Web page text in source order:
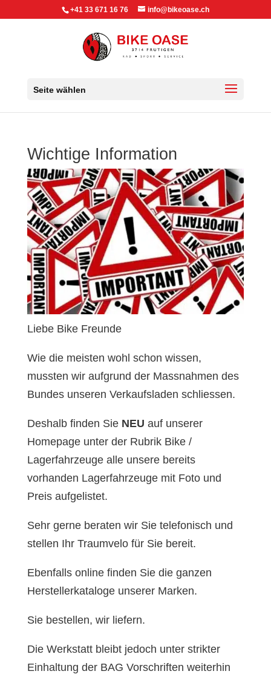
+41 33 671 16 76 info@bikeoase.ch
Seite wählen
Wichtige Information
Liebe Bike Freunde
Wie die meisten wohl schon wissen,
mussten wir aufgrund der Massnahmen des
Bundes unseren Verkaufsladen schliessen.
Deshalb finden Sie NEU auf unserer
Homepage unter der Rubrik Bike /
Lagerfahrzeuge alle unsere bereits
vorhanden Lagerfahrzeuge mit Foto und
Preis aufgelistet.
Sehr gerne beraten wir Sie telefonisch und
stellen Ihr Traumvelo für Sie bereit.
Ebenfalls online finden Sie die ganzen
Herstellerkataloge unserer Marken.
Sie bestellen, wir liefern.
Die Werkstatt bleibt jedoch unter strikter
Einhaltung der BAG Vorschriften weiterhin